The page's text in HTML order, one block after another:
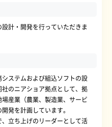
計・開発を行っていただきま
ステムおよび組込ソフトの設
のニアショア拠点として、拠
産業（農業、製造業、サービ
発を計画しています。
立ち上げのリーダーとして活